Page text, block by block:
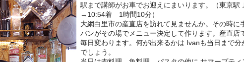
駅まで講師がお車でお迎えにまいります。（東京
→10:54着 1時間10分）
大網白里市の産直店を訪れて見ませんか。その時に
バンがその場でメニュー決定して作ります。産直店
毎日変わります。何が出来るかは Ivanも当日まで
でしょう。